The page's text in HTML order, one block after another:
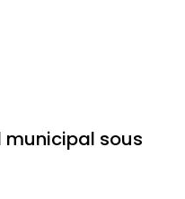
municipal sous